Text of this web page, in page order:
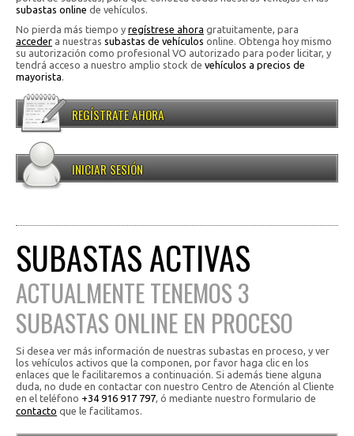
subastas online de vehículos.
No pierda más tiempo y regístrese ahora gratuitamente, para
acceder a nuestras subastas de vehículos online. Obtenga hoy mismo
su autorización como profesional VO autorizado para poder licitar, y
tendrá acceso a nuestro amplio stock de vehículos a precios de
mayorista.
REGÍSTRATE AHORA
INICIAR SESIÓN
SUBASTAS ACTIVAS
ACTUALMENTE TENEMOS 3
SUBASTAS ONLINE EN PROCESO
Si desea ver más información de nuestras subastas en proceso, y ver
los vehículos activos que la componen, por favor haga clic en los
enlaces que le facilitaremos a continuación. Si además tiene alguna
duda, no dude en contactar con nuestro Centro de Atención al Cliente
en el teléfono +34 916 917 797, ó mediante nuestro formulario de
contacto que le facilitamos.